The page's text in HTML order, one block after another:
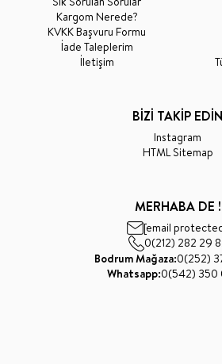
Kargom Nerede?
KVKK Başvuru Formu
İade Taleplerim
İletişim
BİZİ TAKİP EDİN
Instagram
HTML Sitemap
MERHABA DE !
[email
0(212) 282 29
Bodrum Mağaza:0(252)
Whatsapp:0(542) 350